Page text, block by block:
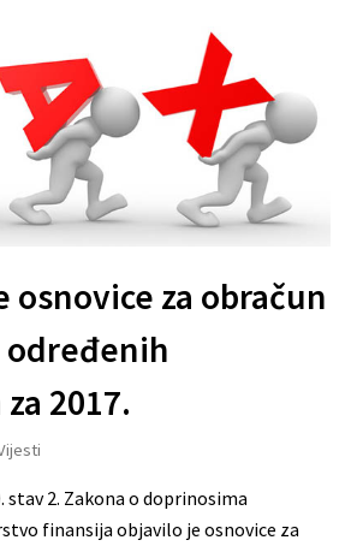
osnovice za obračun
2017.
stav 2. Zakona o doprinosima
finansija objavilo je osnovice za